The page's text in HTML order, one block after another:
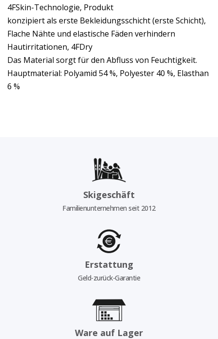
4FSkin-Technologie, Produkt
konzipiert als erste Bekleidungsschicht (erste Schicht),
Flache Nähte und elastische Fäden verhindern
Hautirritationen, 4FDry
Das Material sorgt für den Abfluss von Feuchtigkeit.
Hauptmaterial: Polyamid 54 %, Polyester 40 %, Elasthan
6 %
Skigeschäft
Familienunternehmen seit 2012
Erstattung
Geld-zurück-Garantie
Ware auf Lager